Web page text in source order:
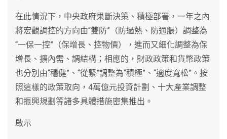
在此情況下，中央政府果斷決策、積極部署，一年之內
將宏觀調控的方向由“雙防”（防過熱、防通脹）調整為
“一保一控”（保增長、控物價），進而又細化調整為保
增長、擴內需、調結構；相應的，財政政策和貨幣政策
也分別由“穩健”、“從緊”調整為“積極”、“適度寬松”。按
照這樣的政策取向，4萬億元投資計劃、十大產業調整
和振興規劃等諸多具體措施密集推出。
啟示